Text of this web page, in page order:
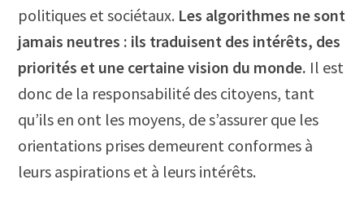
politiques et sociétaux. Les algorithmes ne sont
jamais neutres : ils traduisent des intérêts, des
priorités et une certaine vision du monde. Il est
donc de la responsabilité des citoyens, tant
qu’ils en ont les moyens, de s’assurer que les
orientations prises demeurent conformes à
leurs aspirations et à leurs intérêts.